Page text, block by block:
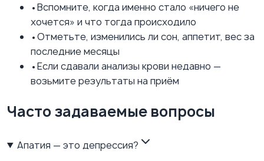
•Вспомните, когда именно стало «ничего не
хочется» и что тогда происходило
•Отметьте, изменились ли сон, аппетит, вес за
последние месяцы
•Если сдавали анализы крови недавно —
возьмите результаты на приём
Часто задаваемые вопросы
Апатия — это депрессия?